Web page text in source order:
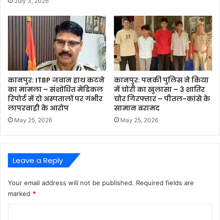
कानपुर: ITBP जवान हाथ कटने
का मामला – संशोधित मेडिकल
रिपोर्ट में दो अस्पतालों पर गंभीर
लापरवाही के आरोप
May 25, 2026
कानपुर: पनकी पुलिस ने किया
में चोरी का खुलासा – 3 शातिर
चोर गिरफ्तार – पीतल-कांसे के
सामान बरामद
May 25, 2026
Leave a Reply
Your email address will not be published. Required fields are
marked *